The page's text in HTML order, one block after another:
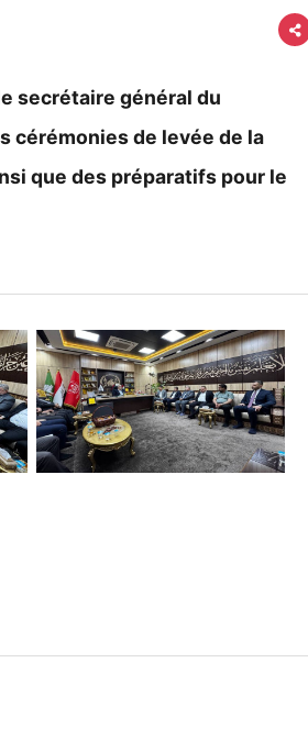
secrétaire général du
cérémonies de levée de la
que des préparatifs pour le